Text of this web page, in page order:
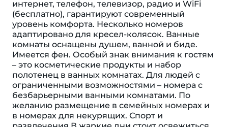
интернет, телефон, телевизор, радио и WiFi
(бесплатно), гарантируют современный
уровень комфорта. Несколько номеров
адаптировано для кресел-колясок. Ванные
комнаты оснащены душем, ванной и биде.
Имеется фен. Особый знак внимания к гостям
– это косметические продукты и набор
полотенец в ванных комнатах. Для людей с
ограниченными возможностями – номера с
безбарьерными ванными комнатами. По
желанию размещение в семейных номерах и
в номерах для некурящих. Спорт и